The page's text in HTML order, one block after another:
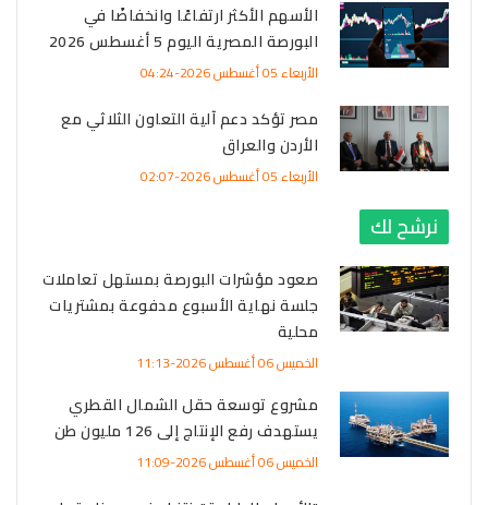
الأسهم الأكثر ارتفاعًا وانخفاضًا في
البورصة المصرية اليوم 5 أغسطس 2026
الأربعاء 05 أغسطس 2026-04:24
مصر تؤكد دعم آلية التعاون الثلاثي مع
الأردن والعراق
الأربعاء 05 أغسطس 2026-02:07
نرشح لك
صعود مؤشرات البورصة بمستهل تعاملات
جلسة نهاية الأسبوع مدفوعة بمشتريات
محلية
الخميس 06 أغسطس 2026-11:13
مشروع توسعة حقل الشمال القطري
يستهدف رفع الإنتاج إلى 126 مليون طن
الخميس 06 أغسطس 2026-11:09